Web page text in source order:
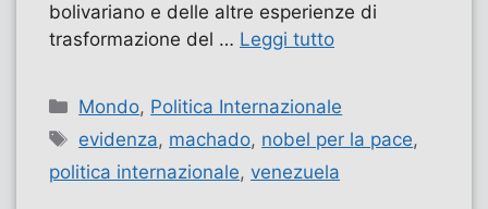
bolivariano e delle altre esperienze di
trasformazione del … Leggi tutto
Categorie
Mondo, Politica Internazionale
Tag
evidenza, machado, nobel per la pace,
politica internazionale, venezuela